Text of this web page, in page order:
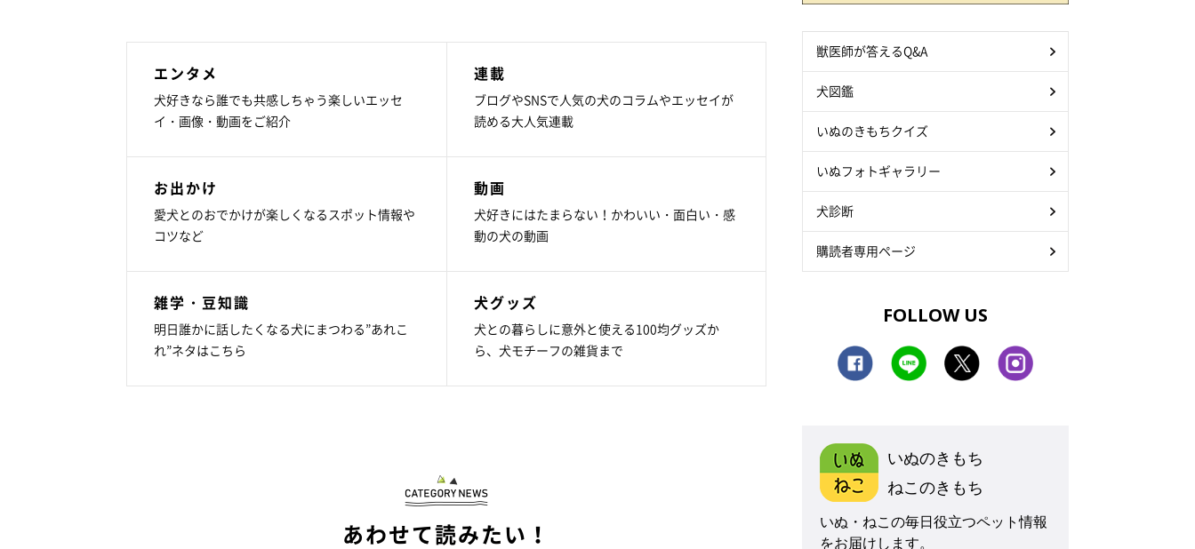
エンタメ
犬好きなら誰でも共感しちゃう楽しいエッセ
イ・画像・動画をご紹介
連載
ブログやSNSで人気の犬のコラムやエッセイが
読める大人気連載
お出かけ
愛犬とのおでかけが楽しくなるスポット情報や
コツなど
動画
犬好きにはたまらない！かわいい・面白い・感
動の犬の動画
雑学・豆知識
明日誰かに話したくなる犬にまつわる”あれこ
れ”ネタはこちら
犬グッズ
犬との暮らしに意外と使える100均グッズか
ら、犬モチーフの雑貨まで
あわせて読みたい！
獣医師が答えるQ&A
犬図鑑
いぬのきもちクイズ
いぬフォトギャラリー
犬診断
購読者専用ページ
FOLLOW US
いぬのきもち
ねこのきもち
いぬ・ねこの毎日役立つペット情報
をお届けします。